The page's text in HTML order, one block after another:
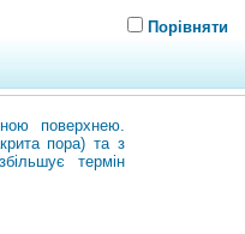
Порівняти
поверхнею.
пора) та з
термін